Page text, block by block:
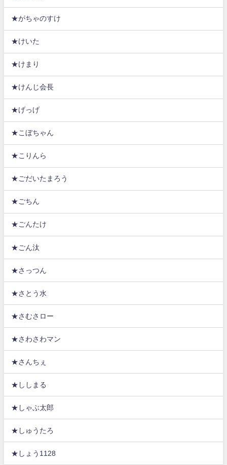
★がちゃのすけ
★けいた
★けまり
★けんじ会長
★げっげ
★こぼちゃん
★こりんら
★ごだいたまろう
★ごちん
★ごんたけ
★ごん汰
★さっつん
★さとう水
★さむさロー
★さわさわマン
★さんちぇ
★ししまる
★しゃぶ太郎
★しゅうたろ
★しょう1128